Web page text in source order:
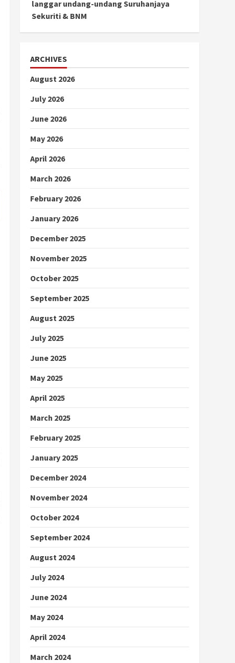
langgar undang-undang Suruhanjaya
Sekuriti & BNM
ARCHIVES
August 2026
July 2026
June 2026
May 2026
April 2026
March 2026
February 2026
January 2026
December 2025
November 2025
October 2025
September 2025
August 2025
July 2025
June 2025
May 2025
April 2025
March 2025
February 2025
January 2025
December 2024
November 2024
October 2024
September 2024
August 2024
July 2024
June 2024
May 2024
April 2024
March 2024